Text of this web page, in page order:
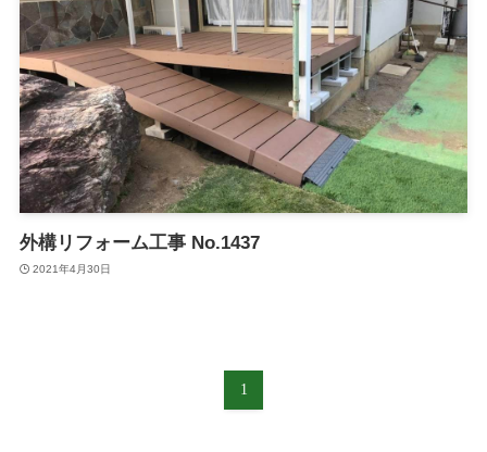
外構リフォーム工事 No.1437
2021年4月30日
1